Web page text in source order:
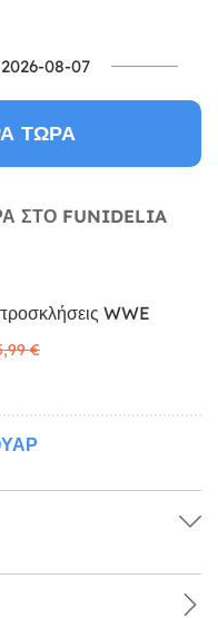
08-07
ΤΏΡΑ
ΣΤΟ FUNIDELIA
WWE
€